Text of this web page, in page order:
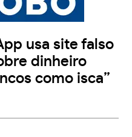
usa site falso
dinheiro
como isca”